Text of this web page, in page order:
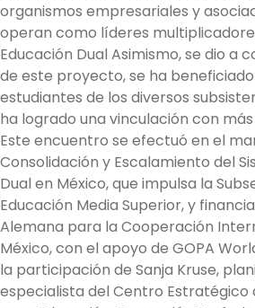
organismos empresariales y
operan como líderes
Educación Dual Asimismo, se dio a
de este proyecto, se ha
estudiantes de los diversos
ha logrado una vinculación con
Este encuentro se efectuó en el
Consolidación y Escalamiento del
Dual en México, que impulsa la
Educación Media Superior, y
Alemana para la Cooperación
México, con el apoyo de GOPA
la participación de Sanja Kruse,
especialista del Centro Estratégico